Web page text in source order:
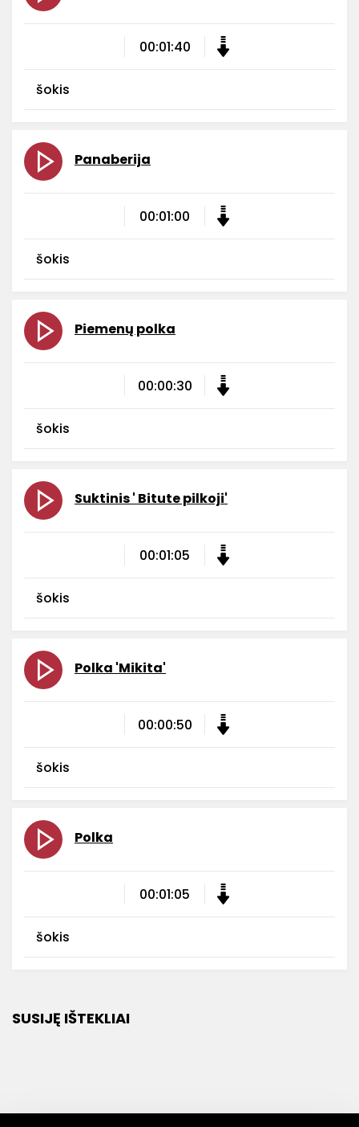
00:01:40
šokis
Panaberija
00:01:00
šokis
Piemenų polka
00:00:30
šokis
Suktinis ' Bitute pilkoji'
00:01:05
šokis
Polka 'Mikita'
00:00:50
šokis
Polka
00:01:05
šokis
SUSIJĘ IŠTEKLIAI